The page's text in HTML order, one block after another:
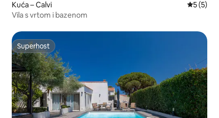
Kuća – Calvi
5 (5)
Vila s vrtom i bazenom
Superhost
Superhost